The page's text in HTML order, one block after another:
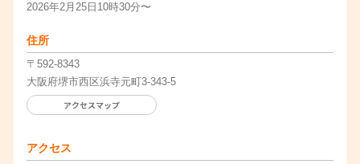
2026年2月25日10時30分〜
住所
〒592-8343
大阪府堺市西区浜寺元町3-343-5
アクセスマップ
アクセス